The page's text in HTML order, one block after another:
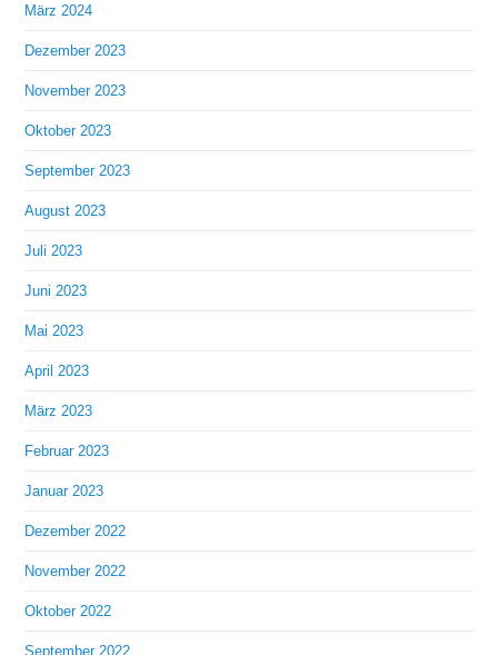
März 2024
Dezember 2023
November 2023
Oktober 2023
September 2023
August 2023
Juli 2023
Juni 2023
Mai 2023
April 2023
März 2023
Februar 2023
Januar 2023
Dezember 2022
November 2022
Oktober 2022
September 2022